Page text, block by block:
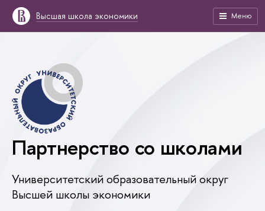
Высшая школа экономики Меню
Партнерство со школами
Университетский образовательный округ
Высшей школы экономики